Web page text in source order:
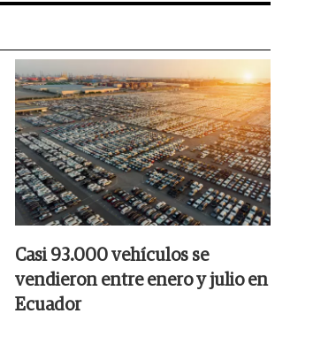
Casi 93.000 vehículos se
vendieron entre enero y julio en
Ecuador